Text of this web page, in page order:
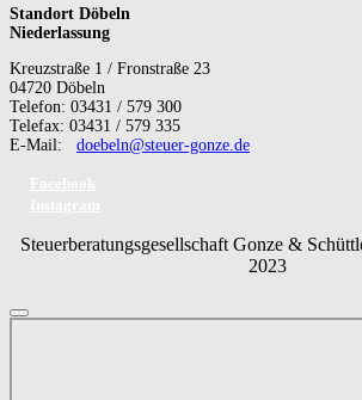
Standort Döbeln
Niederlassung
Kreuzstraße 1 / Fronstraße 23
04720 Döbeln
Telefon: 03431 / 579 300
Telefax: 03431 / 579 335
E-Mail: doebeln@steuer-gonze.de
Steuerberatungsgesellschaft Gonze &
2023